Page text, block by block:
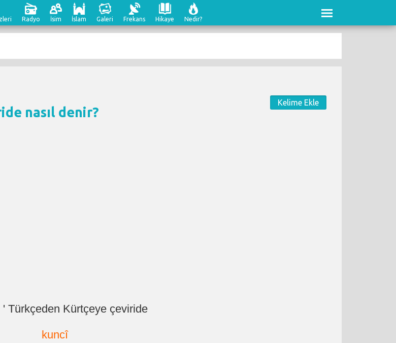
Radyo İsim İslam Galeri Frekans Hikaye Nedir?
Kelime Ekle
de nasıl denir?
' Türkçeden Kürtçeye çeviride
kuncî